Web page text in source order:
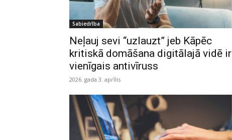
Sabiedrība
Neļauj sevi “uzlauzt” jeb Kāpēc
kritiskā domāšana digitālajā vidē ir
vienīgais antivīruss
2026. gada 3. aprīlis